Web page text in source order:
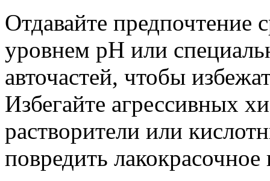
Отдавайте предпочтение
уровнем pH или
авточастей, чтобы
Избегайте агрессивных
растворители или
повредить